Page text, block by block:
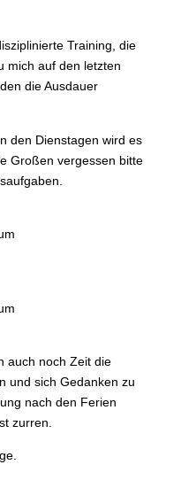
Training, die
mich auf den letzten
die Ausdauer
den Dienstagen wird es
Großen vergessen bitte
auch noch Zeit die
und sich Gedanken zu
nach den Ferien
zurren.